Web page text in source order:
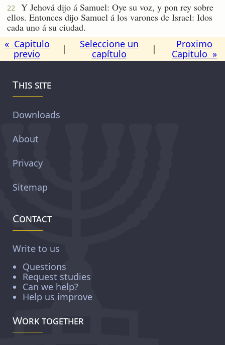
22
Y Jehová dijo á Samuel: Oye su voz, y pon rey sobre
ellos. Entonces dijo Samuel á los varones de Israel: Idos
cada uno á su ciudad.
« Capitulo
previo
|
Seleccione un
capítulo
|
Proximo
Capitulo »
This site
Downloads
About
Privacy
Sitemap
Contact
Write to us
Questions
Request studies
Can we help?
Help us improve
Work together